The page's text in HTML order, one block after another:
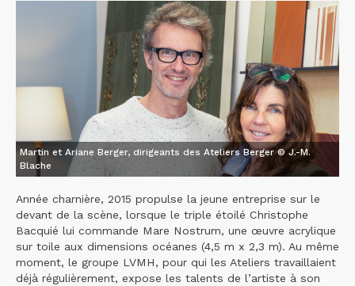
Martin et Ariane Berger, dirigeants des Ateliers Berger © J.-M.
Blache
Année charnière, 2015 propulse la jeune entreprise sur le
devant de la scène, lorsque le triple étoilé Christophe
Bacquié lui commande Mare Nostrum, une œuvre acrylique
sur toile aux dimensions océanes (4,5 m x 2,3 m). Au même
moment, le groupe LVMH, pour qui les Ateliers travaillaient
déjà régulièrement, expose les talents de l’artiste à son